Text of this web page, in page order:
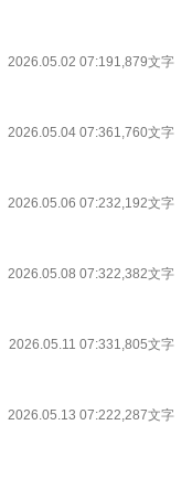
2026.05.02 07:191,879文字
2026.05.04 07:361,760文字
2026.05.06 07:232,192文字
2026.05.08 07:322,382文字
2026.05.11 07:331,805文字
2026.05.13 07:222,287文字